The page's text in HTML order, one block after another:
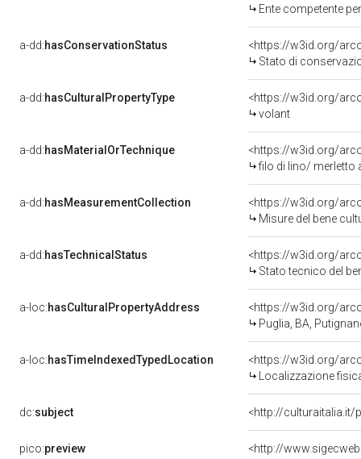
Ente competente per
a-dd:hasConservationStatus
<https://w3id.org/
Stato di
a-dd:hasCulturalPropertyType
<https://w3id.org/
volant
a-dd:hasMaterialOrTechnique
<https://w3id.org/
filo di lino/ merletto
a-dd:hasMeasurementCollection
<https://w3id.org/
Misure del bene
a-dd:hasTechnicalStatus
<https://w3id.org/
Stato tecnico del
a-loc:hasCulturalPropertyAddress
<https://w3id.org/
Puglia, BA,
a-loc:hasTimeIndexedTypedLocation
<https://w3id.org/
Localizzazione
dc:subject <http://culturaitalia.it/
pico:preview <http://